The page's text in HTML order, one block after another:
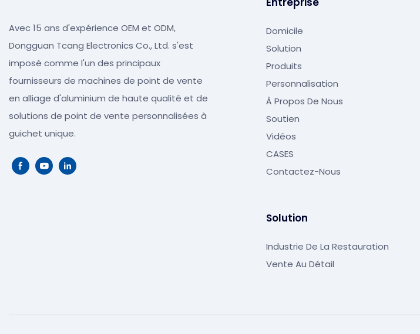
Avec 15 ans d'expérience OEM et ODM,
Dongguan Tcang Electronics Co., Ltd. s'est
imposé comme l'un des principaux
fournisseurs de machines de point de vente
en alliage d'aluminium de haute qualité et de
solutions de point de vente personnalisées à
guichet unique.
Domicile
Solution
Produits
Personnalisation
À Propos De Nous
Soutien
Vidéos
CASES
Contactez-Nous
Solution
Industrie De La Restauration
Vente Au Détail